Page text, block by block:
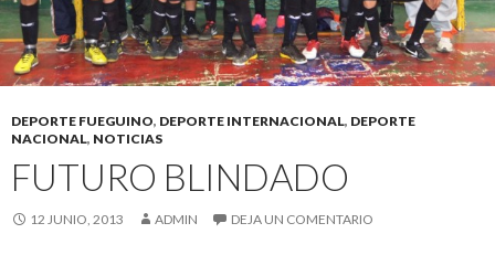
DEPORTE FUEGUINO, DEPORTE INTERNACIONAL, DEPORTE
NACIONAL, NOTICIAS
FUTURO BLINDADO
12 JUNIO, 2013 ADMIN DEJA UN COMENTARIO